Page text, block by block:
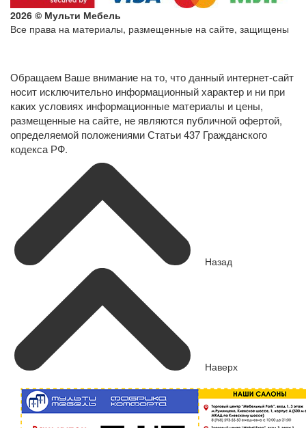
2026 © Мульти Мебель
Все права на материалы, размещенные на сайте, защищены
Обращаем Ваше внимание на то, что данный интернет-сайт
носит исключительно информационный характер и ни при
каких условиях информационные материалы и цены,
размещенные на сайте, не являются публичной офертой,
определяемой положениями Статьи 437 Гражданского
кодекса РФ.
Назад
Наверх